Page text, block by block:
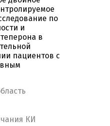
по
и
в
пациентов с
КИ